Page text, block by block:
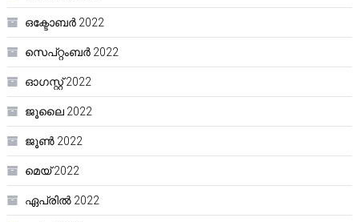
ഒക്ടോബർ 2022
സെപ്റ്റംബർ 2022
ഓഗസ്റ്റ്‌ 2022
ജൂലൈ 2022
ജൂൺ 2022
മെയ്‌ 2022
ഏപ്രിൽ 2022